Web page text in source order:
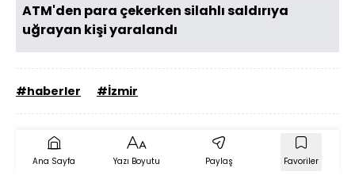
ATM'den para çekerken silahlı saldırıya
uğrayan kişi yaralandı
#haberler #İzmir
Ana Sayfa Yazı Boyutu Paylaş Favoriler